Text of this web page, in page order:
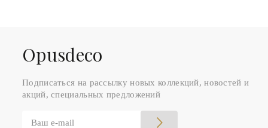
Оpusdeco
Подписаться на рассылку новых коллекций, новостей и
акций, специальных предложений